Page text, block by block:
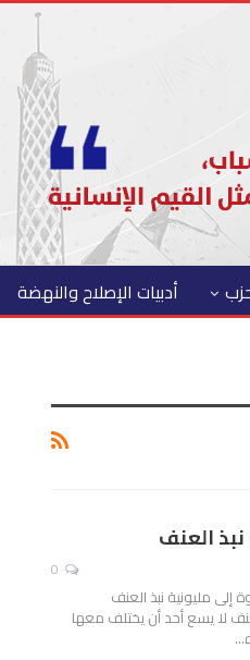
أدبيات الإصلاح والنهضة
العنف
مليونية نبذ العنف
لا يسع أحد أن يختلف معها